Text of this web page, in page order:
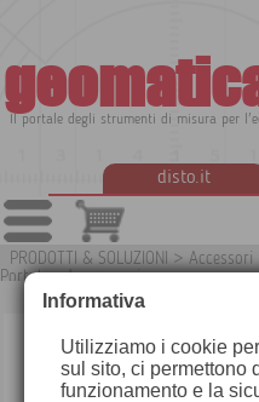
Il portale degli strumenti di misura per
disto.it
PRODOTTI & SOLUZIONI > Accessori
Portata ed accessori
Informativa
Utilizziamo i cookie
sul sito, ci permettono
funzionamento e la